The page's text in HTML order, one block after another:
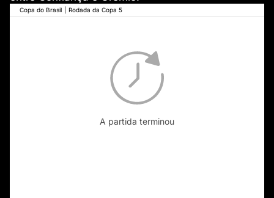
Copa do Brasil Rodada da Copa 5
A partida terminou